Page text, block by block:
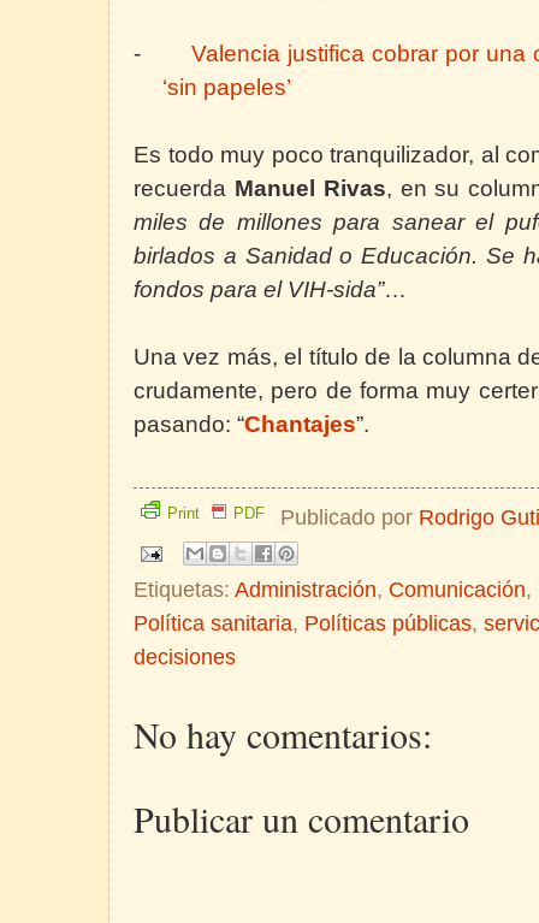
-
Valencia justifica cobrar por
‘sin papeles’
Es todo muy poco tranquilizador, al
recuerda Manuel Rivas, en su
miles de millones para sanear el
birlados a Sanidad o Educación. Se
fondos para el VIH-sida”…
Una vez más, el título de la columna
crudamente, pero de forma muy
pasando: “Chantajes”.
Print PDF Publicado por Rodrigo
Etiquetas: Administración, Comunicación,
Política sanitaria, Políticas públicas,
decisiones
No hay comentarios:
Publicar un comentario